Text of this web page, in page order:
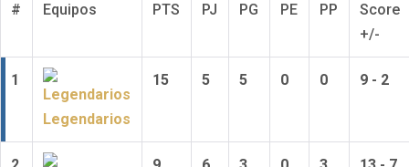
# Equipos PTS PJ PG PE PP
Score
+/-
1
Legendarios
15 5 5 0 0 9 - 2